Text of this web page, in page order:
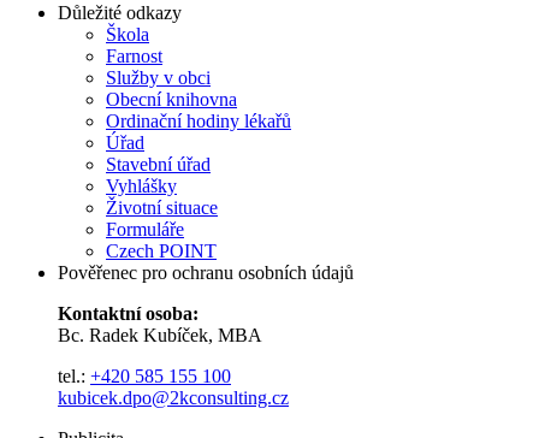
Důležité odkazy
Škola
Farnost
Služby v obci
Obecní knihovna
Ordinační hodiny lékařů
Úřad
Stavební úřad
Vyhlášky
Životní situace
Formuláře
Czech POINT
Pověřenec pro ochranu osobních údajů
Kontaktní osoba:
Bc. Radek Kubíček, MBA
tel.: +420 585 155 100
kubicek.dpo@2kconsulting.cz